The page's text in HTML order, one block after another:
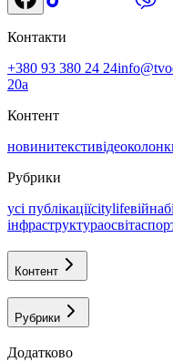
Контакти
+380 93 380 24 24
20а
Контент
новинитекстивідео
Рубрики
усі публікаціїcitylifeвійна
інфраструктураосвіта
Контент
Рубрики
Додатково